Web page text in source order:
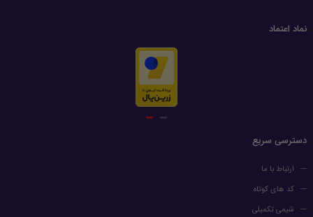
نماد اعتماد
دسترسی سریع
ارتباط با ما
کد های کوتاه
شیمی تکمیلی